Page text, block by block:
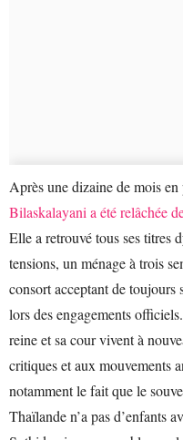
Après une dizaine de mois en
Bilaskalayani a été relâchée
Elle a retrouvé tous ses titres
tensions, un ménage à trois
consort acceptant de toujours
lors des engagements
reine et sa cour vivent à
critiques et aux mouvements
notamment le fait que le
Thaïlande n’a pas d’enfants